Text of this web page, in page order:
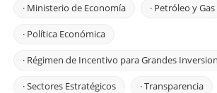
· Ministerio de Economía · Petróleo y Gas
· Política Económica
· Régimen de Incentivo para Grandes
· Sectores Estratégicos · Transparencia